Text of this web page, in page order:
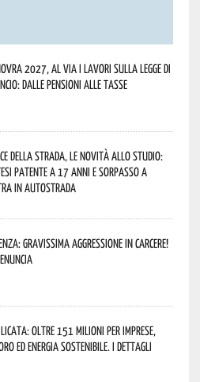
2027, al via i lavori sulla Legge di
dalle pensioni alle tasse
della strada, le novità allo studio:
patente a 17 anni e sorpasso a
in autostrada
gravissima aggressione in Carcere!
oltre 151 milioni per imprese,
ed energia sostenibile. I dettagli